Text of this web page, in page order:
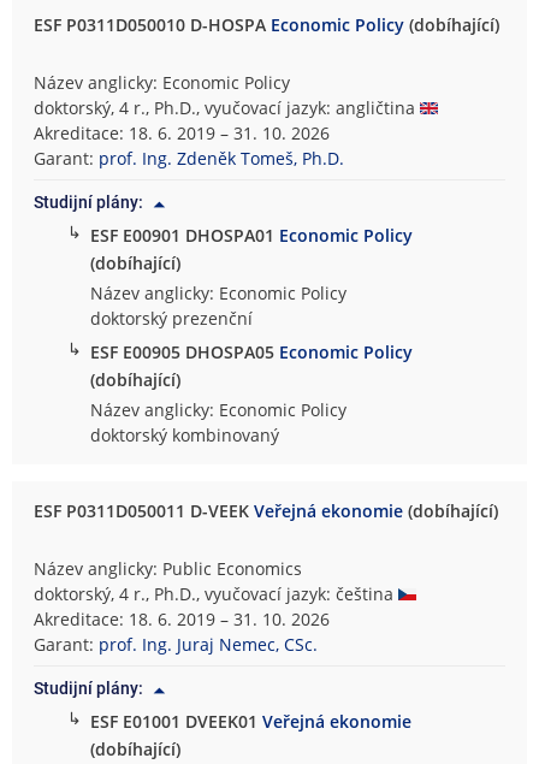
ESF P0311D050010 D-HOSPA Economic Policy (dobíhající)
Název anglicky: Economic Policy
doktorský, 4 r., Ph.D., vyučovací jazyk: angličtina
Akreditace: 18. 6. 2019 – 31. 10. 2026
Garant: prof. Ing. Zdeněk Tomeš, Ph.D.
Studijní plány:
↳ ESF E00901 DHOSPA01 Economic Policy
(dobíhající)
Název anglicky: Economic Policy
doktorský prezenční
↳ ESF E00905 DHOSPA05 Economic Policy
(dobíhající)
Název anglicky: Economic Policy
doktorský kombinovaný
ESF P0311D050011 D-VEEKVeřejná ekonomie (dobíhající)
Název anglicky: Public Economics
doktorský, 4 r., Ph.D., vyučovací jazyk: čeština
Akreditace: 18. 6. 2019 – 31. 10. 2026
Garant: prof. Ing. Juraj Nemec, CSc.
Studijní plány:
↳ ESF E01001 DVEEK01Veřejná ekonomie
(dobíhající)